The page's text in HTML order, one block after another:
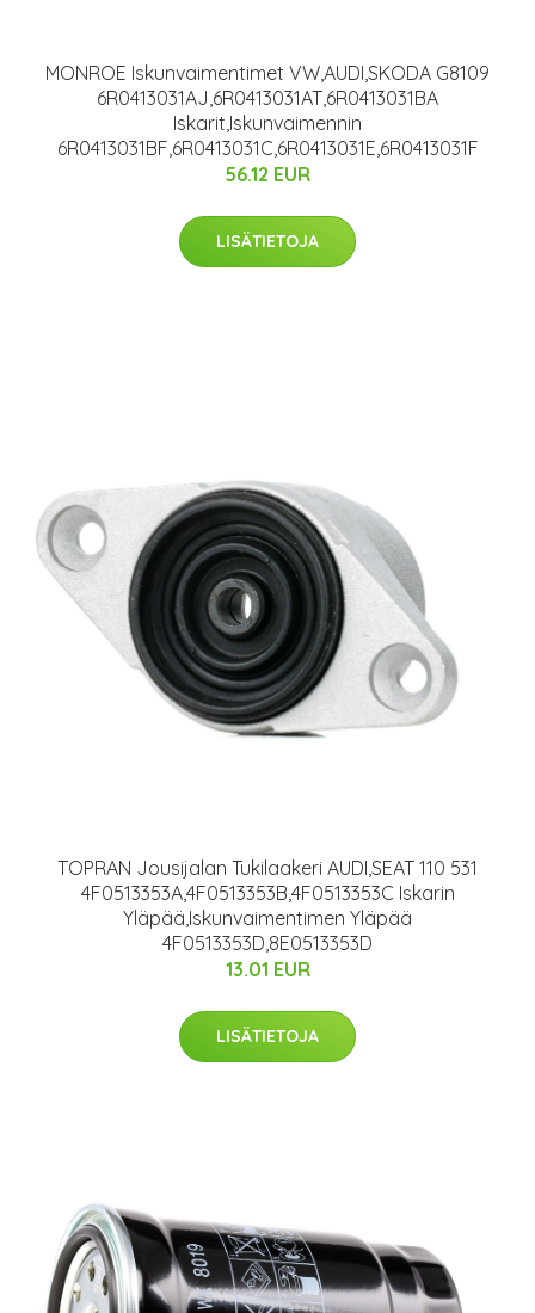
MONROE Iskunvaimentimet VW,AUDI,SKODA G8109
6R0413031AJ,6R0413031AT,6R0413031BA
Iskarit,Iskunvaimennin
6R0413031BF,6R0413031C,6R0413031E,6R0413031F
56.12 EUR
LISÄTIETOJA
TOPRAN Jousijalan Tukilaakeri AUDI,SEAT 110 531
4F0513353A,4F0513353B,4F0513353C Iskarin
Yläpää,Iskunvaimentimen Yläpää
4F0513353D,8E0513353D
13.01 EUR
LISÄTIETOJA